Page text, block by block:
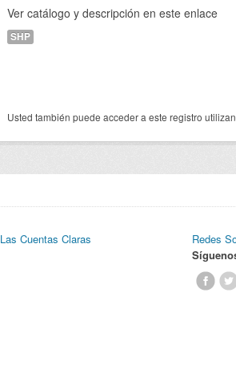
Ver catálogo y descripción en este enlace
SHP
Usted también puede acceder a este registro
Las Cuentas Claras
Redes